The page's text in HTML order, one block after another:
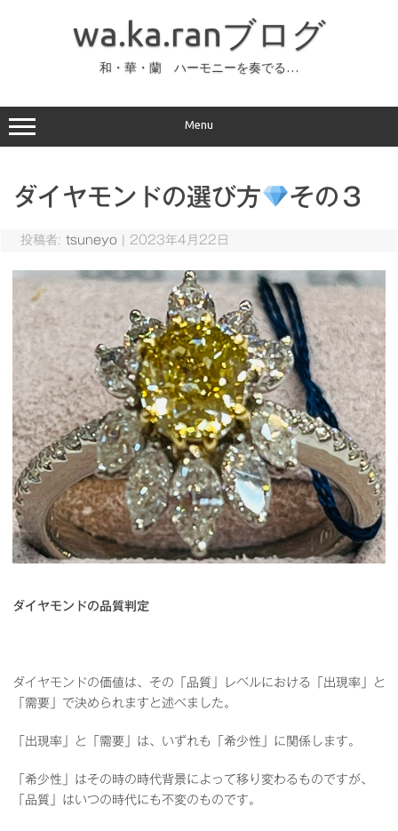
ッ
プ
wa.ka.ranブログ
和・華・蘭 ハーモニーを奏でる…
Menu
ダイヤモンドの選び方 その３
投稿者: tsuneyo 2023年4月22日
ダイヤモンドの品質判定
ダイヤモンドの価値は、その「品質」レベルにおける「出現率」と
「需要」で決められますと述べました。
「出現率」と「需要」は、いずれも「希少性」に関係します。
「希少性」はその時の時代背景によって移り変わるものですが、
「品質」はいつの時代にも不変のものです。